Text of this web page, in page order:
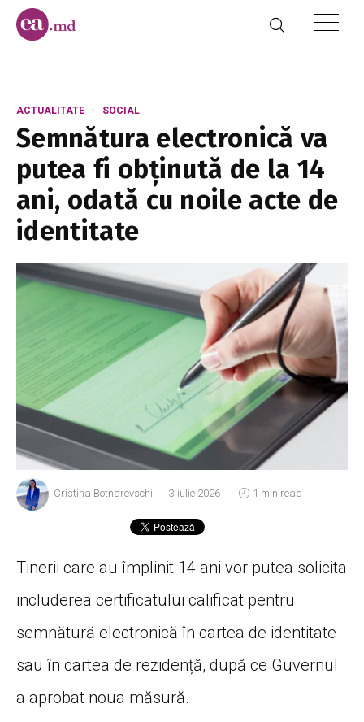
ACTUALITATE SOCIAL
Semnătura electronică va
putea fi obținută de la 14
ani, odată cu noile acte de
identitate
Cristina Botnarevschi 3 iulie 2026 1 min read
Tinerii care au împlinit 14 ani vor putea solicita
includerea certificatului calificat pentru
semnătură electronică în cartea de identitate
sau în cartea de rezidență, după ce Guvernul
a aprobat noua măsură.